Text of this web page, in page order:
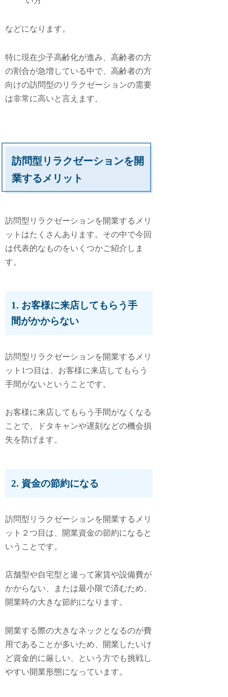
などになります。
特に現在少子高齢化が進み、高齢者の方
の割合が急増している中で、高齢者の方
向けの訪問型のリラクゼーションの需要
は非常に高いと言えます。
訪問型リラクゼーションを開
業するメリット
訪問型リラクゼーションを開業するメリ
ットはたくさんあります。その中で今回
は代表的なものをいくつかご紹介しま
す。
1. お客様に来店してもらう手
間がかからない
訪問型リラクゼーションを開業するメリ
ット1つ目は、 お客様に来店してもらう
手間がないということです。
お客様に来店してもらう手間がなくなる
ことで、ドタキャンや遅刻などの機会損
失を防げます。
2. 資金の節約になる
訪問型リラクゼーションを開業するメリ
ット２つ目は、
開業資金の節約になる と
いうことです。
店舗型や自宅型と違って家賃や設備費が
かからない、または最小限で済むため、
開業時の大きな節約になります。
開業する際の大きなネックとなるのが費
用であることが多いため、開業したいけ
ど資金的に厳しい、という方でも挑戦し
やすい開業形態になっています。